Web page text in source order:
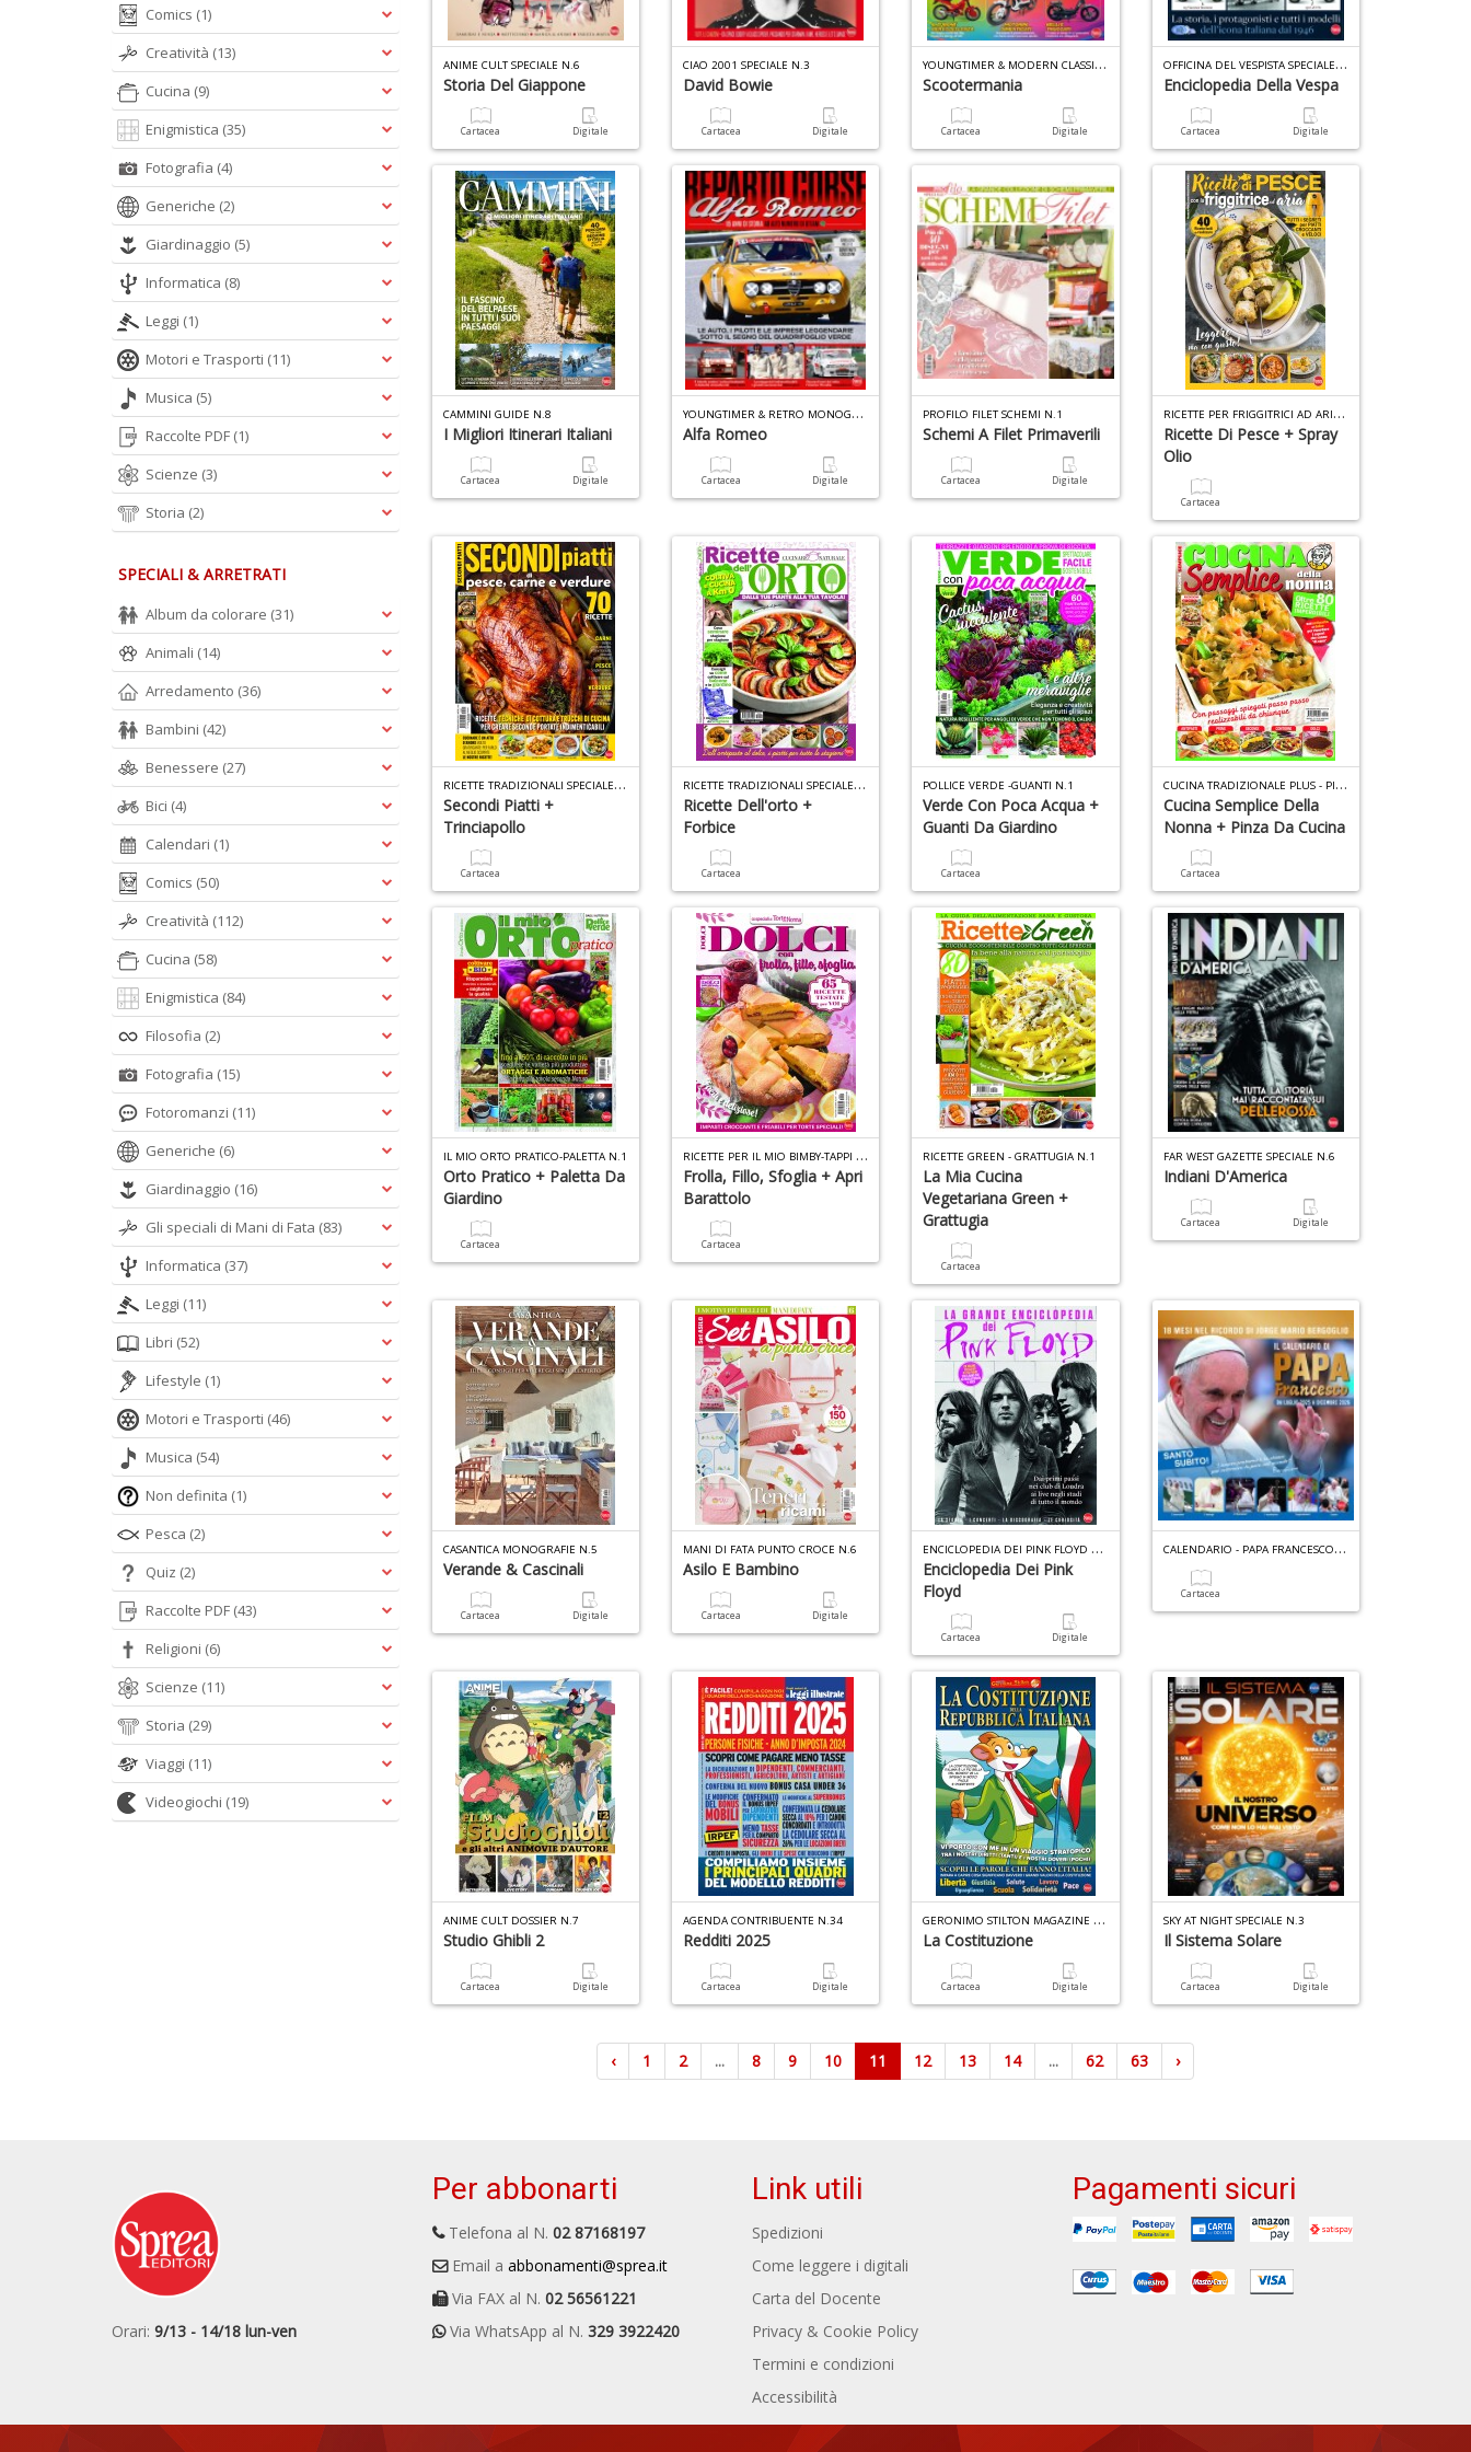
ANIME CULT SPECIALE N.6
Storia Del Giappone
Cartacea Digitale
CIAO 2001 SPECIALE N.3
David Bowie
Cartacea Digitale
Y
OUNGTIMER & MODERN CLASSIC SP. N.1
Scootermania
Cartacea Digitale
O
FFICINA DEL VESPISTA SPECIALE N.8
Enciclopedia Della Vespa
Cartacea Digitale
CAMMINI GUIDE N.8
I Migliori Itinerari Italiani
Cartacea Digitale
Y
OUNGTIMER & RETRO MONOGRAFIE N.3
Alfa Romeo
Cartacea Digitale
PROFILO FILET SCHEMI N.1
Schemi A Filet Primaverili
Cartacea Digitale
R
ICETTE PER FRIGGITRICI AD ARIA PLUS N.1
Ricette Di Pesce + Spray
Olio
Cartacea
R
ICETTE TRADIZIONALI SPECIALE PLUS N.1
Secondi Piatti +
Trinciapollo
Cartacea
R
ICETTE TRADIZIONALI SPECIALE PLUS N.2
Ricette Dell'orto +
Forbice
Cartacea
POLLICE VERDE -GUANTI N.1
Verde Con Poca Acqua +
Guanti Da Giardino
Cartacea
C
UCINA TRADIZIONALE PLUS - PINZA N.1
Cucina Semplice Della
Nonna + Pinza Da Cucina
Cartacea
IL MIO ORTO PRATICO-PALETTA N.1
Orto Pratico + Paletta Da
Giardino
Cartacea
R
ICETTE PER IL MIO BIMBY-TAPPI N.1
Frolla, Fillo, Sfoglia + Apri
Barattolo
Cartacea
RICETTE GREEN - GRATTUGIA N.1
La Mia Cucina
Vegetariana Green +
Grattugia
Cartacea
FAR WEST GAZETTE SPECIALE N.6
Indiani D'America
Cartacea Digitale
CASANTICA MONOGRAFIE N.5
Verande & Cascinali
Cartacea Digitale
MANI DI FATA PUNTO CROCE N.6
Asilo E Bambino
Cartacea Digitale
E
NCICLOPEDIA DEI PINK FLOYD N.5
Enciclopedia Dei Pink
Floyd
Cartacea Digitale
C
ALENDARIO - PAPA FRANCESCO N.1
Cartacea
ANIME CULT DOSSIER N.7
Studio Ghibli 2
Cartacea Digitale
AGENDA CONTRIBUENTE N.34
Redditi 2025
Cartacea Digitale
G
ERONIMO STILTON MAGAZINE SPECIALE N.4
La Costituzione
Cartacea Digitale
SKY AT NIGHT SPECIALE N.3
Il Sistema Solare
Cartacea Digitale
‹ 1 2 ... 8 9 10 11 12 13 14 ... 62 63 ›
Comics (1)
Creatività (13)
Cucina (9)
Enigmistica (35)
Fotografia (4)
Generiche (2)
Giardinaggio (5)
Informatica (8)
Leggi (1)
Motori e Trasporti (11)
Musica (5)
Raccolte PDF (1)
Scienze (3)
Storia (2)
SPECIALI & ARRETRATI
Album da colorare (31)
Animali (14)
Arredamento (36)
Bambini (42)
Benessere (27)
Bici (4)
Calendari (1)
Comics (50)
Creatività (112)
Cucina (58)
Enigmistica (84)
Filosofia (2)
Fotografia (15)
Fotoromanzi (11)
Generiche (6)
Giardinaggio (16)
Gli speciali di Mani di Fata (83)
Informatica (37)
Leggi (11)
Libri (52)
Lifestyle (1)
Motori e Trasporti (46)
Musica (54)
Non definita (1)
Pesca (2)
Quiz (2)
Raccolte PDF (43)
Religioni (6)
Scienze (11)
Storia (29)
Viaggi (11)
Videogiochi (19)
Orari: 9/13 - 14/18 lun-ven
Per abbonarti
Telefona al N. 02 87168197
Email a abbonamenti@sprea.it
Via FAX al N. 02 56561221
Via WhatsApp al N. 329 3922420
Link utili
Spedizioni
Come leggere i digitali
Carta del Docente
Privacy & Cookie Policy
Termini e condizioni
Accessibilità
Pagamenti sicuri